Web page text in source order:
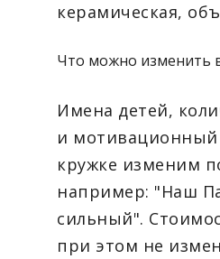
керамическая,
Что можно изменить
Имена детей,
и мотивационный
кружке изменим
например: "Наш
сильный".
при этом не